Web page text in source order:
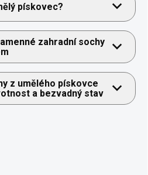
pískovec?
zahradní sochy
z umělého pískovce
a bezvadný stav